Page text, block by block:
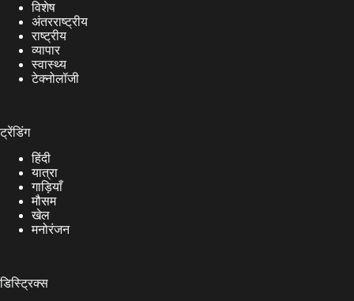
विशेष
अंतरराष्ट्रीय
राष्ट्रीय
व्यापार
स्वास्थ्य
टेक्नोलॉजी
ट्रेंडिंग
हिंदी
यात्रा
गाड़ियाँ
मौसम
खेल
मनोरंजन
डिस्ट्रिक्स